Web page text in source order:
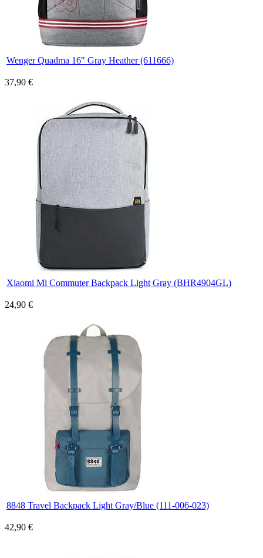
Wenger Quadma 16" Gray Heather (611666)
37,90 €
Xiaomi Mi Commuter Backpack Light Gray (BHR4904GL)
24,90 €
8848 Travel Backpack Light Gray/Blue (111-006-023)
42,90 €